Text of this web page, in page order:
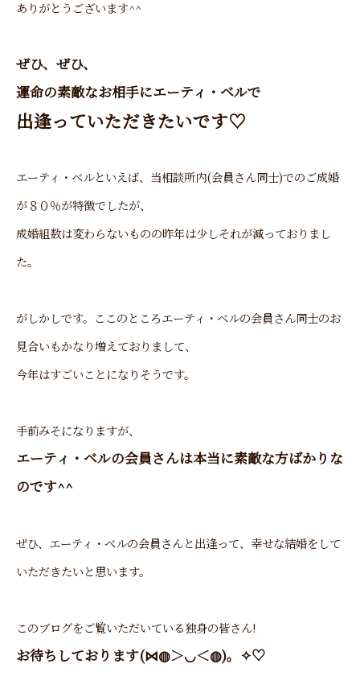
ありがとうございます^^
ぜひ、ぜひ、
運命の素敵なお相手にエーティ・ベルで
出逢っていただきたいです♡
エーティ・ベルといえば、当相談所内(会員さん同士)でのご成婚
が８０％が特徴でしたが、
成婚組数は変わらないものの昨年は少しそれが減っておりまし
た。
がしかしです。ここのところエーティ・ベルの会員さん同士のお
見合いもかなり増えておりまして、
今年はすごいことになりそうです。
手前みそになりますが、
エーティ・ベルの会員さんは本当に素敵な方ばかりな
のです^^
ぜひ、エーティ・ベルの会員さんと出逢って、幸せな結婚をして
いただきたいと思います。
このブログをご覧いただいている独身の皆さん!
お待ちしております(⋈◍＞◡＜◍)。✧♡